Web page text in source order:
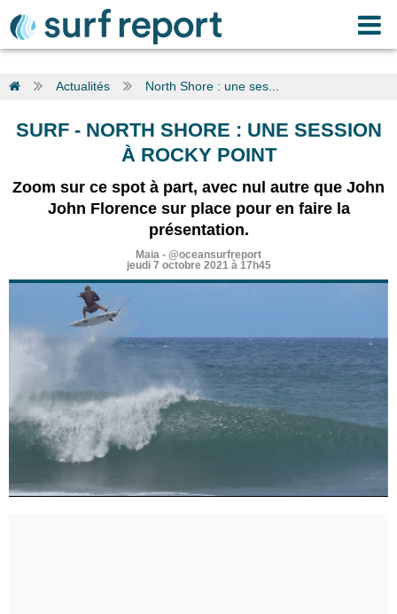
Actualités North Shore : une ses...
SURF- NORTH SHORE : UNE SESSION
À ROCKY POINT
Zoom sur ce spot à part, avec nul autre que John
John Florence sur place pour en faire la
présentation.
Maia - @oceansurfreport
jeudi 7 octobre 2021 à 17h45